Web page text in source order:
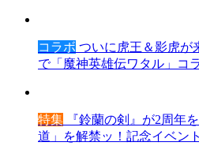
コラボ ついに虎王＆影虎が
で「魔神英雄伝ワタル」コ
特集 『鈴蘭の剣』が2周年
道」を解禁ッ！記念イベン